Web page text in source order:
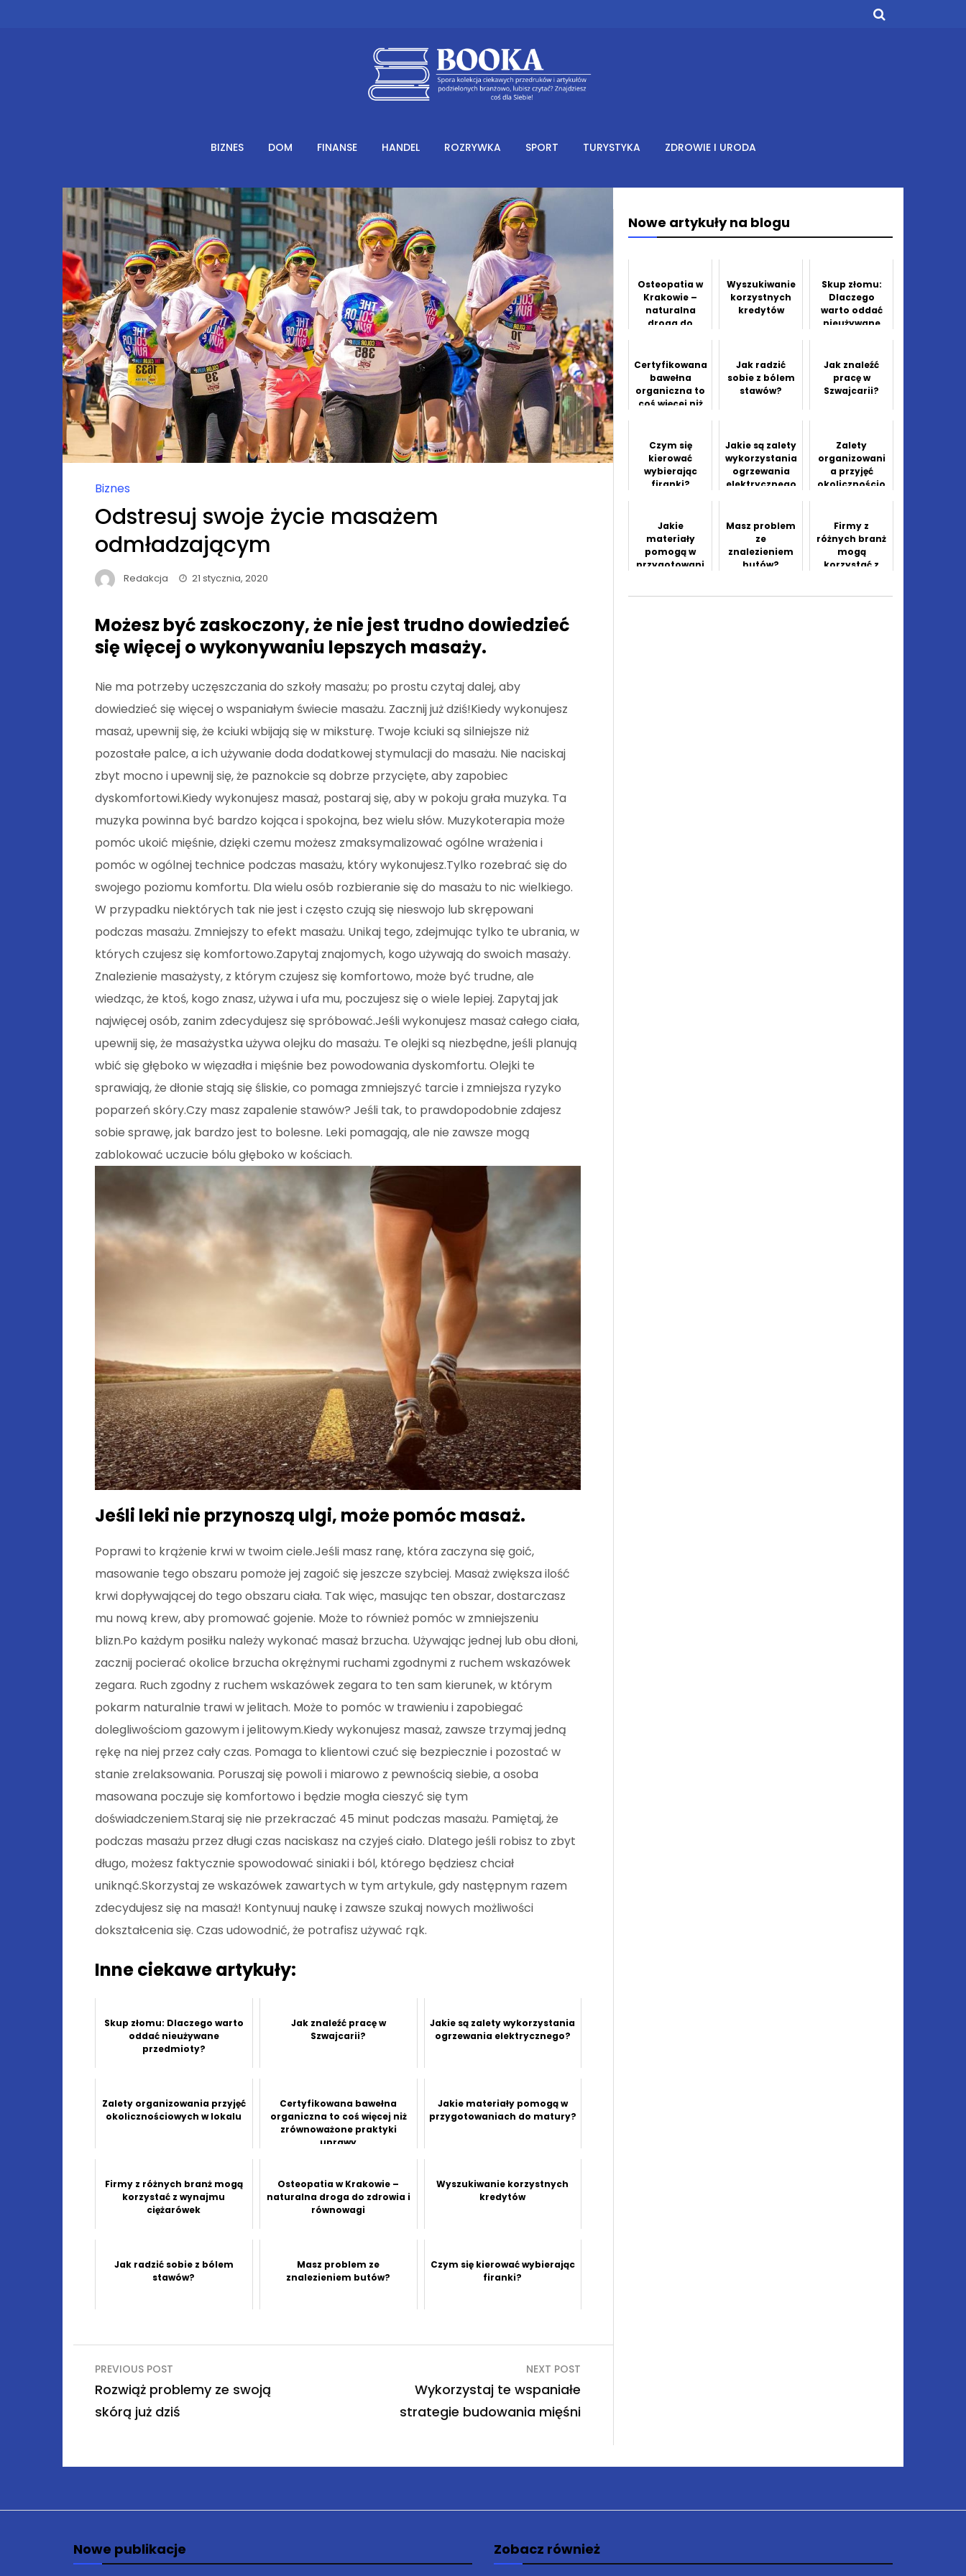
BIZNES DOM FINANSE HANDEL ROZRYWKA SPORT TURYSTYKA ZDROWIE I URODA
Biznes
Odstresuj swoje życie masażem
odmładzającym
Redakcja 21 stycznia, 2020
Możesz być zaskoczony, że nie jest trudno dowiedzieć
się więcej o wykonywaniu lepszych masaży.
Nie ma potrzeby uczęszczania do szkoły masażu; po prostu czytaj dalej, aby
dowiedzieć się więcej o wspaniałym świecie masażu. Zacznij już dziś!Kiedy wykonujesz
masaż, upewnij się, że kciuki wbijają się w miksturę. Twoje kciuki są silniejsze niż
pozostałe palce, a ich używanie doda dodatkowej stymulacji do masażu. Nie naciskaj
zbyt mocno i upewnij się, że paznokcie są dobrze przycięte, aby zapobiec
dyskomfortowi.Kiedy wykonujesz masaż, postaraj się, aby w pokoju grała muzyka. Ta
muzyka powinna być bardzo kojąca i spokojna, bez wielu słów. Muzykoterapia może
pomóc ukoić mięśnie, dzięki czemu możesz zmaksymalizować ogólne wrażenia i
pomóc w ogólnej technice podczas masażu, który wykonujesz.Tylko rozebrać się do
swojego poziomu komfortu. Dla wielu osób rozbieranie się do masażu to nic wielkiego.
W przypadku niektórych tak nie jest i często czują się nieswojo lub skrępowani
podczas masażu. Zmniejszy to efekt masażu. Unikaj tego, zdejmując tylko te ubrania, w
których czujesz się komfortowo.Zapytaj znajomych, kogo używają do swoich masaży.
Znalezienie masażysty, z którym czujesz się komfortowo, może być trudne, ale
wiedząc, że ktoś, kogo znasz, używa i ufa mu, poczujesz się o wiele lepiej. Zapytaj jak
najwięcej osób, zanim zdecydujesz się spróbować.Jeśli wykonujesz masaż całego ciała,
upewnij się, że masażystka używa olejku do masażu. Te olejki są niezbędne, jeśli planują
wbić się głęboko w więzadła i mięśnie bez powodowania dyskomfortu. Olejki te
sprawiają, że dłonie stają się śliskie, co pomaga zmniejszyć tarcie i zmniejsza ryzyko
poparzeń skóry.Czy masz zapalenie stawów? Jeśli tak, to prawdopodobnie zdajesz
sobie sprawę, jak bardzo jest to bolesne. Leki pomagają, ale nie zawsze mogą
zablokować uczucie bólu głęboko w kościach.
Jeśli leki nie przynoszą ulgi, może pomóc masaż.
Poprawi to krążenie krwi w twoim ciele.Jeśli masz ranę, która zaczyna się goić,
masowanie tego obszaru pomoże jej zagoić się jeszcze szybciej. Masaż zwiększa ilość
krwi dopływającej do tego obszaru ciała. Tak więc, masując ten obszar, dostarczasz
mu nową krew, aby promować gojenie. Może to również pomóc w zmniejszeniu
blizn.Po każdym posiłku należy wykonać masaż brzucha. Używając jednej lub obu dłoni,
zacznij pocierać okolice brzucha okrężnymi ruchami zgodnymi z ruchem wskazówek
zegara. Ruch zgodny z ruchem wskazówek zegara to ten sam kierunek, w którym
pokarm naturalnie trawi w jelitach. Może to pomóc w trawieniu i zapobiegać
dolegliwościom gazowym i jelitowym.Kiedy wykonujesz masaż, zawsze trzymaj jedną
rękę na niej przez cały czas. Pomaga to klientowi czuć się bezpiecznie i pozostać w
stanie zrelaksowania. Poruszaj się powoli i miarowo z pewnością siebie, a osoba
masowana poczuje się komfortowo i będzie mogła cieszyć się tym
doświadczeniem.Staraj się nie przekraczać 45 minut podczas masażu. Pamiętaj, że
podczas masażu przez długi czas naciskasz na czyjeś ciało. Dlatego jeśli robisz to zbyt
długo, możesz faktycznie spowodować siniaki i ból, którego będziesz chciał
uniknąć.Skorzystaj ze wskazówek zawartych w tym artykule, gdy następnym razem
zdecydujesz się na masaż! Kontynuuj naukę i zawsze szukaj nowych możliwości
dokształcenia się. Czas udowodnić, że potrafisz używać rąk.
Inne ciekawe artykuły:
Skup złomu: Dlaczego warto
oddać nieużywane
przedmioty?
Jak znaleźć pracę w
Szwajcarii?
Jakie są zalety wykorzystania
ogrzewania elektrycznego?
Zalety organizowania przyjęć
okolicznościowych w lokalu
Certyfikowana bawełna
organiczna to coś więcej niż
zrównoważone praktyki
uprawy
Jakie materiały pomogą w
przygotowaniach do matury?
Firmy z różnych branż mogą
korzystać z wynajmu
ciężarówek
Osteopatia w Krakowie –
naturalna droga do zdrowia i
równowagi
Wyszukiwanie korzystnych
kredytów
Jak radzić sobie z bólem
stawów?
Masz problem ze
znalezieniem butów?
Czym się kierować wybierając
firanki?
Nawigacja
wpisu
PREVIOUS POST
Rozwiąż problemy ze swoją
skórą już dziś
NEXT POST
Wykorzystaj te wspaniałe
strategie budowania mięśni
Nowe artykuły na blogu
Osteopatia w
Krakowie –
naturalna
droga do
Wyszukiwanie
korzystnych
kredytów
Skup złomu:
Dlaczego
warto oddać
nieużywane
Certyfikowana
bawełna
organiczna to
coś więcej niż
uprawy
Jak radzić
sobie z bólem
stawów?
Jak znaleźć
pracę w
Szwajcarii?
Czym się
kierować
wybierając
firanki?
Jakie są zalety
wykorzystania
ogrzewania
elektrycznego
Zalety
organizowani
a przyjęć
okolicznościo
Jakie
materiały
pomogą w
przygotowani
Masz problem
ze
znalezieniem
butów?
Firmy z
różnych branż
mogą
korzystać z
Nowe publikacje Zobacz również